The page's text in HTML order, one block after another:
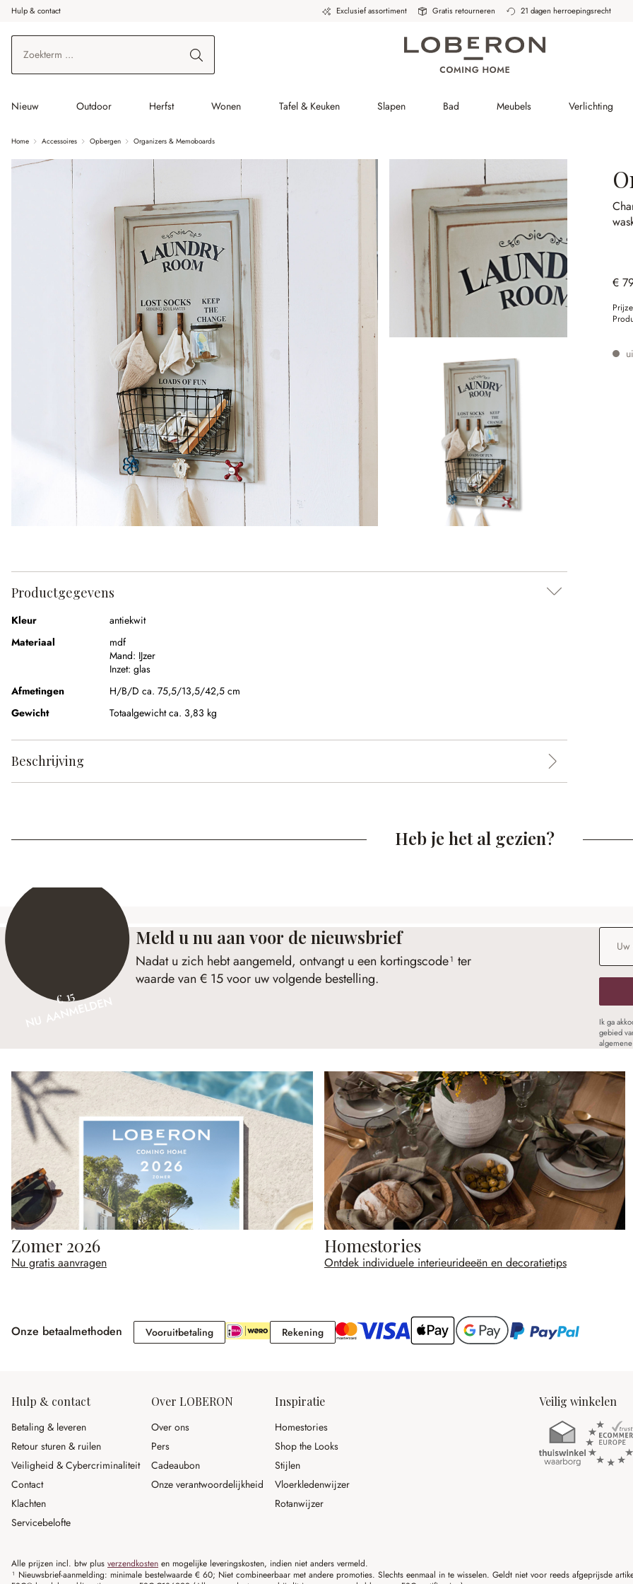
de hoofdinhoud
Ga naar zoeken
Ga naar de hoofdnavigatie
Hulp & contact Exclusief assortiment Gratis retourneren 21 dagen herroepingsrecht
Nieuw Outdoor Herfst Wonen Tafel & Keuken Slapen Bad Meubels Verlichting
Home Accessoires Opbergen Organizers & Memoboards
€
Productgegevens
Kleur
antiekwit
Materiaal
mdf
Mand: IJzer
Inzet: glas
Afmetingen
H/B/D ca. 75,5/13,5/42,5 cm
Gewicht
Totaalgewicht ca. 3,83 kg
Beschrijving
Heb je het al gezien?
€ 15
NU AANMELDEN
Meld u nu aan voor de nieuwsbrief
Nadat u zich hebt aangemeld, ontvangt u een kortingscode¹ ter
waarde van € 15 voor uw volgende bestelling.
E-
Ik ga
gebied
Zomer 2026
Nu gratis aanvragen
Homestories
Ontdek individuele interieurideeën en decoratietips
Onze betaalmethoden VooruitbetalingVooruitbetaling RekeningRekening
Hulp & contact
Betaling & leveren
Retour sturen & ruilen
Veiligheid & Cybercriminaliteit
Contact
Klachten
Servicebelofte
Over LOBERON
Over ons
Pers
Cadeaubon
Onze verantwoordelijkheid
Inspiratie
Homestories
Shop the Looks
Stijlen
Vloerkledenwijzer
Rotanwijzer
Veilig winkelen
Alle prijzen incl. btw plus verzendkosten en mogelijke leveringskosten, indien niet anders vermeld.
¹ Nieuwsbrief-aanmelding: minimale bestelwaarde € 60; Niet combineerbaar met andere promoties. Slechts eenmaal in te wisselen. Geldt niet voor reeds afgeprijsde